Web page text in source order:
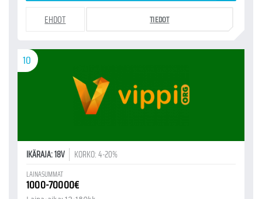
EHDOT TIEDOT
10
IKÄRAJA: 18V KORKO: 4-20%
LAINASUMMAT
1000-70000€